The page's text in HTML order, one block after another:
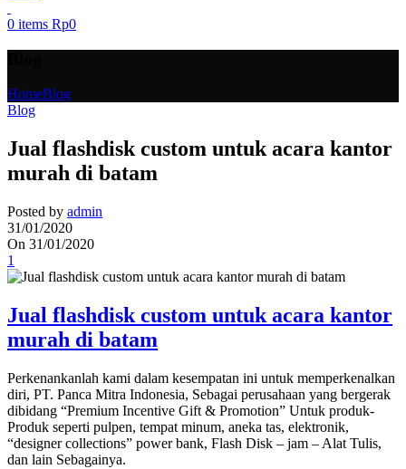
0 items Rp0
HomeBlog
Blog
Jual flashdisk custom untuk acara kantor
murah di batam
Posted by admin
31/01/2020
On 31/01/2020
1
Jual flashdisk custom untuk acara kantor
murah di batam
Perkenankanlah kami dalam kesempatan ini untuk memperkenalkan
diri, PT. Panca Mitra Indonesia, Sebagai perusahaan yang bergerak
dibidang “Premium Incentive Gift & Promotion” Untuk produk-
Produk seperti pulpen, tempat minum, aneka tas, elektronik,
“designer collections” power bank, Flash Disk – jam – Alat Tulis,
dan lain Sebagainya.